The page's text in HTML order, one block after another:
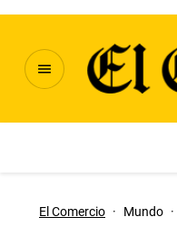
El Comercio · Mundo ·